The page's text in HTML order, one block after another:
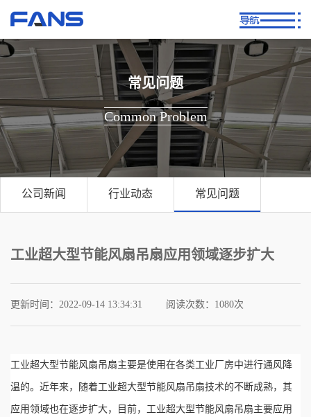
常见问题
Common Problem
公司新闻 行业动态 常见问题
工业超大型节能风扇吊扇应用领域逐步扩大
更新时间：2022-09-14 13:34:31 阅读次数： 1080次
工业超大型节能风扇吊扇主要是使用在各类工业厂房中进行通风降
温的。近年来，随着工业超大型节能风扇吊扇技术的不断成熟，其
应用领域也在逐步扩大，目前，工业超大型节能风扇吊扇主要应用